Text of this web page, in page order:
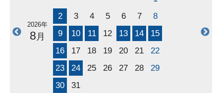
LINEグループの作成を求める迷惑メールが確認され
ております。
これらのメールは当社とは一切関係ございません。
また、当法人代表者含め個別にLINEグループの作成
をお願いすることはございません。
なりすましメールの特徴は当法人及び代表者水谷匡の
名前にて送信者が表示されておりますが、実際の送信
2026年
8 月
2
3 4 5 6 7
8
9
10 11 12 13 14
15
16
17 18 19 20 21
22
23
24 25 26 27 28
29
30
31